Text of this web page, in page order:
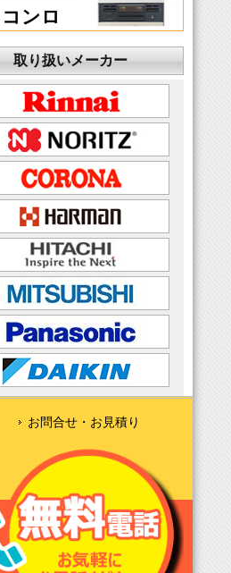
コンロ
取り扱いメーカー
お問合せ・お見積り